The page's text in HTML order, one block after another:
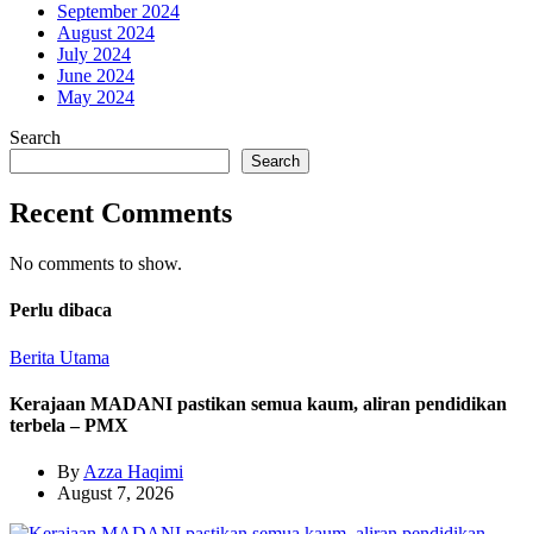
September 2024
August 2024
July 2024
June 2024
May 2024
Search
Search
Recent Comments
No comments to show.
Perlu dibaca
Berita Utama
Kerajaan MADANI pastikan semua kaum, aliran pendidikan
terbela – PMX
By Azza Haqimi
August 7, 2026